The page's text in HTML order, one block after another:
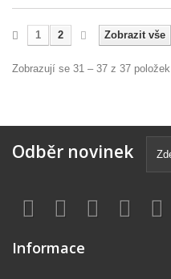
Zobrazit vše
1 2
Zobrazují se 31 – 37 z 37 položek
Odběr novinek
Informace